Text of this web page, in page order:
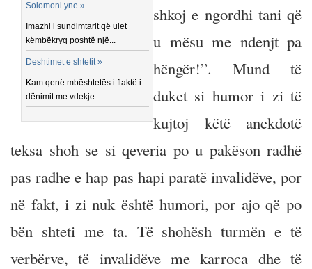
Solomoni yne »
Imazhi i sundimtarit që ulet
këmbëkryq poshtë një...
Deshtimet e shtetit »
Kam qenë mbështetës i flaktë i
dënimit me vdekje....
shkoj e ngordhi tani që
u mësu me ndenjt pa
hëngër!”. Mund të
duket si humor i zi të
kujtoj këtë anekdotë
teksa shoh se si qeveria po u pakëson radhë
pas radhe e hap pas hapi paratë invalidëve, por
në fakt, i zi nuk është humori, por ajo që po
bën shteti me ta. Të shohësh turmën e të
verbërve, të invalidëve me karroca dhe të